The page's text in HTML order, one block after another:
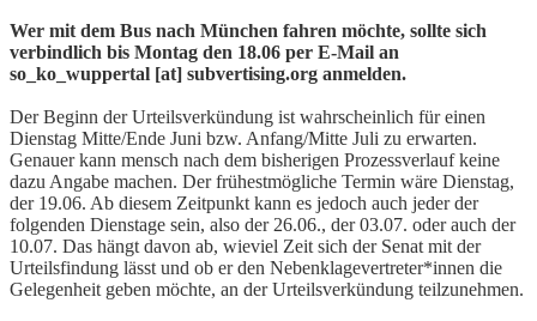
Wer mit dem Bus nach München fahren möchte, sollte sich
verbindlich bis Montag den 18.06 per E-Mail an
so_ko_wuppertal [at] subvertising.org anmelden.
Der Beginn der Urteilsverkündung ist wahrscheinlich für einen
Dienstag Mitte/Ende Juni bzw. Anfang/Mitte Juli zu erwarten.
Genauer kann mensch nach dem bisherigen Prozessverlauf keine
dazu Angabe machen. Der frühestmögliche Termin wäre Dienstag,
der 19.06. Ab diesem Zeitpunkt kann es jedoch auch jeder der
folgenden Dienstage sein, also der 26.06., der 03.07. oder auch der
10.07. Das hängt davon ab, wieviel Zeit sich der Senat mit der
Urteilsfindung lässt und ob er den Nebenklagevertreter*innen die
Gelegenheit geben möchte, an der Urteilsverkündung teilzunehmen.